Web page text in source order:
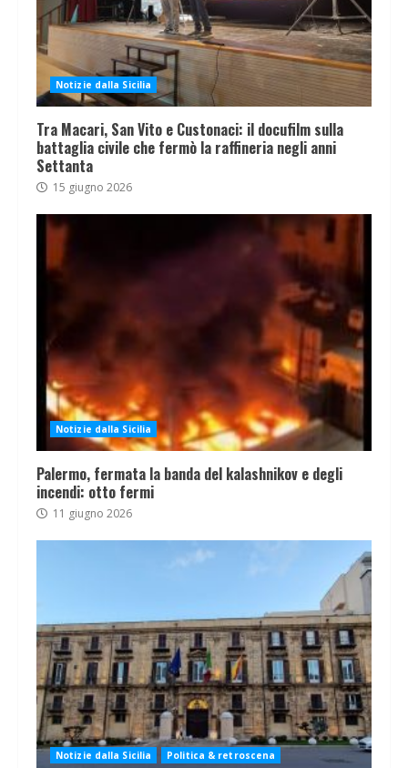
Notizie dalla Sicilia
Tra Macari, San Vito e Custonaci: il docufilm sulla
battaglia civile che fermò la raffineria negli anni
Settanta
15 giugno 2026
Notizie dalla Sicilia
Palermo, fermata la banda del kalashnikov e degli
incendi: otto fermi
11 giugno 2026
Notizie dalla Sicilia Politica & retroscena